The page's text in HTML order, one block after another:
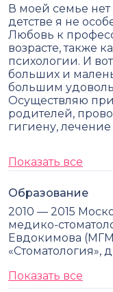
В моей семье
детстве я не
Любовь к
возрасте, также
психологии. И
больших и
большим
Осуществляю
родителей,
гигиену,
Показать все
Образование
2010 — 2015
медико-
Евдокимова
«Стоматология»,
Показать все